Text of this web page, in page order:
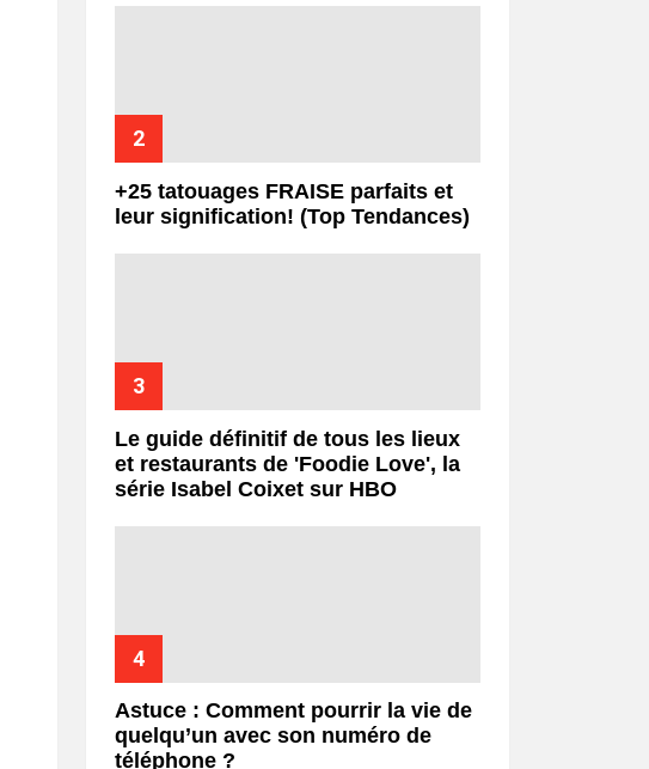
+25 tatouages ​​FRAISE parfaits et
leur signification! (Top Tendances)
Le guide définitif de tous les lieux
et restaurants de 'Foodie Love', la
série Isabel Coixet sur HBO
Astuce : Comment pourrir la vie de
quelqu’un avec son numéro de
téléphone ?